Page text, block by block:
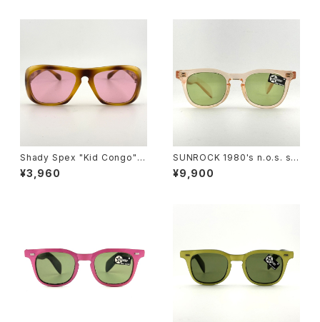
Shady Spex "Kid Congo" s
unglasses, Tiger w/Pink le
ns
¥3,960
SUNROCK 1980's n.o.s. su
nglasses- Crystal Pink fra
me x green lens
¥9,900